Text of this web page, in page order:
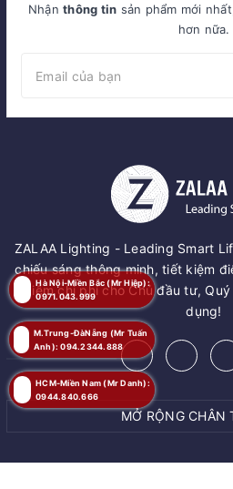
Nhậnthông tin sản phẩm mới
hơn nữa.
ZALAA Lighting - Leading Smart
chiếu sáng thông minh, tiết kiệm
kiệm chi phí cho Chủ đầu tư,
dụng!
MỞ RỘNG CHÂN
HCM-Miền Nam (Mr Danh):
0944.840.666
Hà Nội-Miền Bắc (Mr Hiệp):
0971.043.999
M.Trung-ĐàNẵng (Mr Tuấn
Anh): 094.2344.888